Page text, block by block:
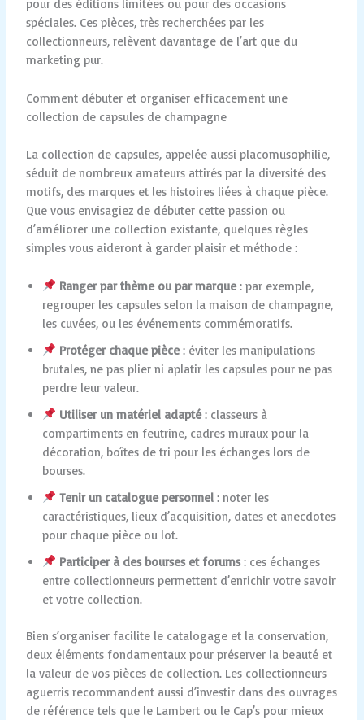
pour des éditions limitées ou pour des occasions
spéciales. Ces pièces, très recherchées par les
collectionneurs, relèvent davantage de l’art que du
marketing pur.
Comment débuter et organiser efficacement une
collection de capsules de champagne
La collection de capsules, appelée aussi placomusophilie,
séduit de nombreux amateurs attirés par la diversité des
motifs, des marques et les histoires liées à chaque pièce.
Que vous envisagiez de débuter cette passion ou
d’améliorer une collection existante, quelques règles
simples vous aideront à garder plaisir et méthode :
Ranger par thème ou par marque: par exemple,
regrouper les capsules selon la maison de champagne,
les cuvées, ou les événements commémoratifs.
Protéger chaque pièce: éviter les manipulations
brutales, ne pas plier ni aplatir les capsules pour ne pas
perdre leur valeur.
Utiliser un matériel adapté: classeurs à
compartiments en feutrine, cadres muraux pour la
décoration, boîtes de tri pour les échanges lors de
bourses.
Tenir un catalogue personnel : noter les
caractéristiques, lieux d’acquisition, dates et anecdotes
pour chaque pièce ou lot.
Participer à des bourses et forums: ces échanges
entre collectionneurs permettent d’enrichir votre savoir
et votre collection.
Bien s’organiser facilite le catalogage et la conservation,
deux éléments fondamentaux pour préserver la beauté et
la valeur de vos pièces de collection. Les collectionneurs
aguerris recommandent aussi d’investir dans des ouvrages
de référence tels que le Lambert ou le Cap’s pour mieux